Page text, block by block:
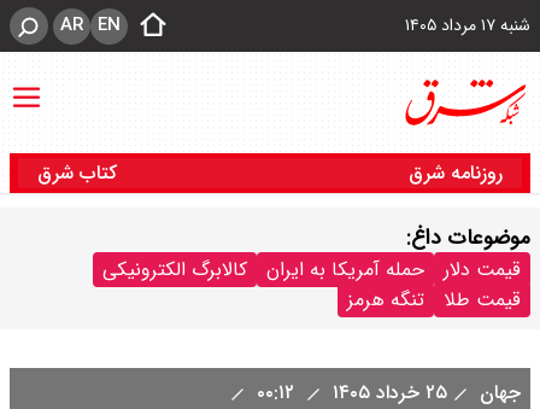
شنبه ۱۷ مرداد ۱۴۰۵ EN
AR
روزنامه شرق کتاب شرق
موضوعات داغ:
قیمت دلار حمله آمریکا به ایران
کالابرگ الکترونیکی
قیمت طلا
تنگه هرمز
جهان ۲۵ خرداد ۱۴۰۵